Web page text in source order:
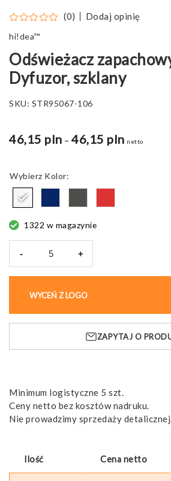
(0) Dodaj opinię
hi!dea™
Odświeżacz
Dyfuzor, szklany
SKU: STR95067-106
46,15 pln – 46,15 plnZakres
netto
Kolor
1322 w magazynie
-
YEUN
Dyfuzor,
szklany
+
WYCEŃ Z LOGO
ZAPYTAJ O
Minimum logistyczne 5 szt.
Ceny netto bez kosztów nadruku.
Nie prowadzimy sprzedaży
Ilość Cena netto